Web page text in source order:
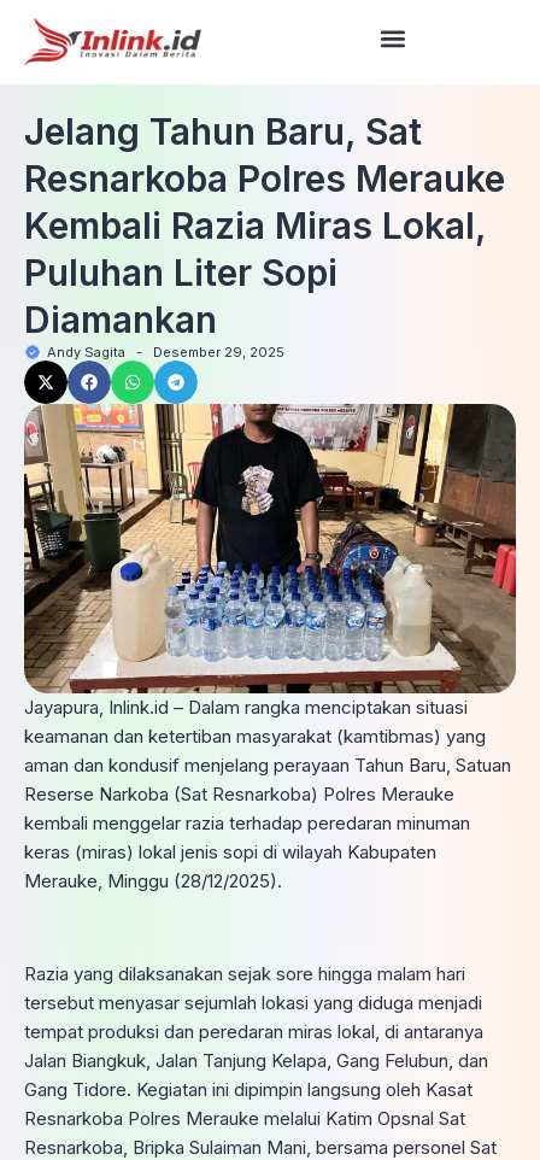
Jelang Tahun Baru, Sat
Resnarkoba Polres Merauke
Kembali Razia Miras Lokal,
Puluhan Liter Sopi
Diamankan
Andy Sagita - Desember 29, 2025
Jayapura, Inlink.id – Dalam rangka menciptakan situasi
keamanan dan ketertiban masyarakat (kamtibmas) yang
aman dan kondusif menjelang perayaan Tahun Baru, Satuan
Reserse Narkoba (Sat Resnarkoba) Polres Merauke
kembali menggelar razia terhadap peredaran minuman
keras (miras) lokal jenis sopi di wilayah Kabupaten
Merauke, Minggu (28/12/2025).
Razia yang dilaksanakan sejak sore hingga malam hari
tersebut menyasar sejumlah lokasi yang diduga menjadi
tempat produksi dan peredaran miras lokal, di antaranya
Jalan Biangkuk, Jalan Tanjung Kelapa, Gang Felubun, dan
Gang Tidore. Kegiatan ini dipimpin langsung oleh Kasat
Resnarkoba Polres Merauke melalui Katim Opsnal Sat
Resnarkoba, Bripka Sulaiman Mani, bersama personel Sat